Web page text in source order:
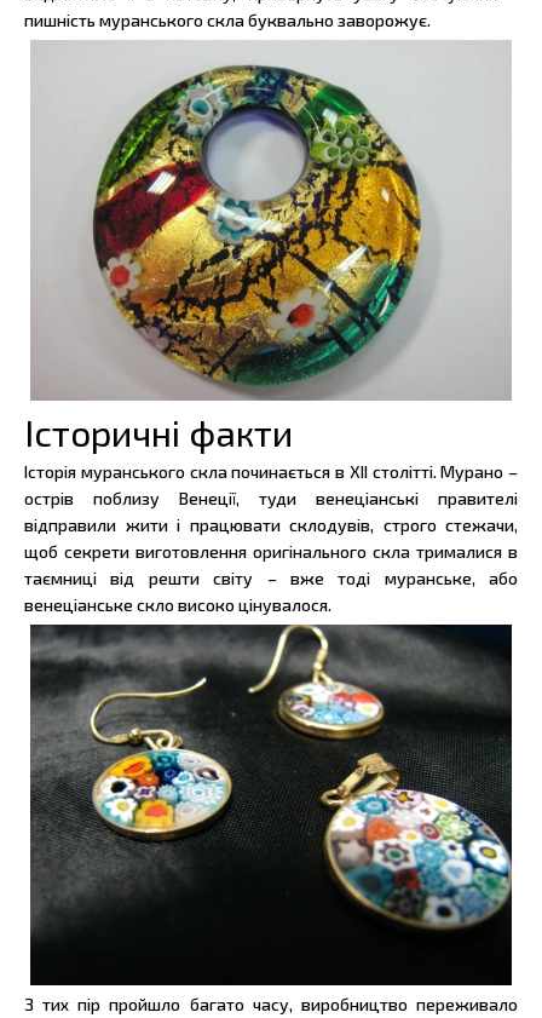
пишність муранського скла буквально заворожує.
Історичні факти
Історія муранського скла починається в XII столітті. Мурано –
острів поблизу Венеції, туди венеціанські правителі
відправили жити і працювати склодувів, строго стежачи,
щоб секрети виготовлення оригінального скла трималися в
таємниці від решти світу – вже тоді муранське, або
венеціанське скло високо цінувалося.
З тих пір пройшло багато часу, виробництво переживало